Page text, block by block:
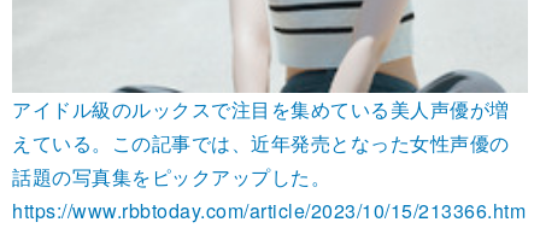
アイドル級のルックスで注目を集めている美人声優が増
えている。この記事では、近年発売となった女性声優の
話題の写真集をピックアップした。
https://www.rbbtoday.com/article/2023/10/15/213366.htm